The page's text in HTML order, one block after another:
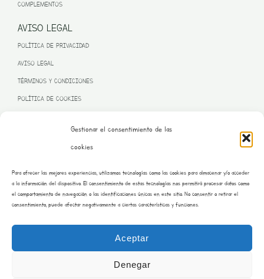
Gestionar el consentimiento de las
cookies
Para ofrecer las mejores experiencias, utilizamos tecnologías como las cookies para almacenar y/o acceder
a la información del dispositivo. El consentimiento de estas tecnologías nos permitirá procesar datos como
el comportamiento de navegación o las identificaciones únicas en este sitio. No consentir o retirar el
consentimiento, puede afectar negativamente a ciertas características y funciones.
Aceptar
Denegar
COMPLEMENTOS
AVISO LEGAL
POLÍTICA DE PRIVACIDAD
AVISO LEGAL
TÉRMINOS Y CONDICIONES
POLÍTICA DE COOKIES
– NEXT GENERATION EU